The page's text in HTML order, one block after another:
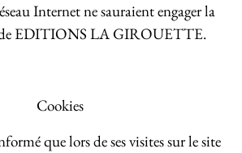
Internet ne sauraient engager la
de EDITIONS LA GIROUETTE.
Cookies
que lors de ses visites sur le site